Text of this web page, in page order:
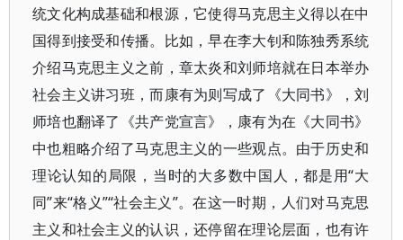
统文化构成基础和根源，它使得马克思主义得以在中
国得到接受和传播。比如，早在李大钊和陈独秀系统
介绍马克思主义之前，章太炎和刘师培就在日本举办
社会主义讲习班，而康有为则写成了《大同书》，刘
师培也翻译了《共产党宣言》，康有为在《大同书》
中也粗略介绍了马克思主义的一些观点。由于历史和
理论认知的局限，当时的大多数中国人，都是用“大
同”来“格义”“社会主义”。在这一时期，人们对马克思
主义和社会主义的认识，还停留在理论层面，也有许